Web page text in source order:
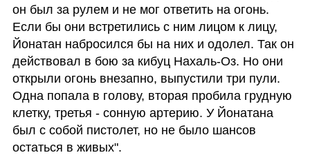
он был за рулем и не мог ответить на огонь.
Если бы они встретились с ним лицом к лицу,
Йонатан набросился бы на них и одолел. Так он
действовал в бою за кибуц Нахаль-Оз. Но они
открыли огонь внезапно, выпустили три пули.
Одна попала в голову, вторая пробила грудную
клетку, третья - сонную артерию. У Йонатана
был с собой пистолет, но не было шансов
остаться в живых".